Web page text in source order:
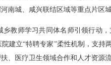
南城、咸兴联结区域等重点片区城
师学习共同体名师引领行动，
建立“特聘专家”柔性机制，支
、医疗卫生领域合作和人才资源流